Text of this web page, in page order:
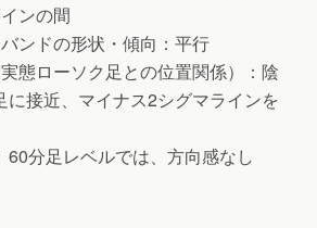
ンの間
ンドの形状・傾向：平行
実態ローソク足との位置関係）：陰
に接近、マイナス2シグマラインを
60分足レベルでは、方向感なし